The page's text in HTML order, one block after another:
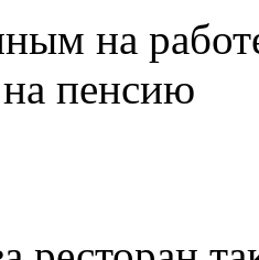
на
пенсию